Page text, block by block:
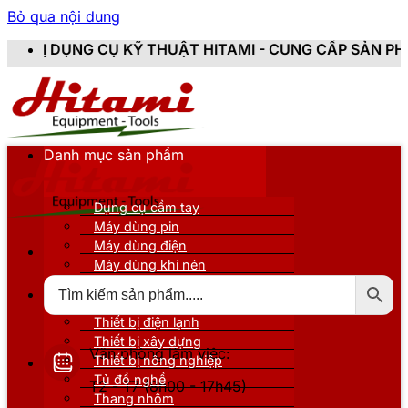
Bỏ qua nội dung
THUẬT HITAMI - CUNG CẤP SẢN PHẨM CHÍNH
Văn phòng làm việc:
T2 - T7 (8h00 - 17h45)
Danh mục sản phẩm
Dụng cụ cầm tay
Máy dùng pin
Máy dùng điện
Máy dùng khí nén
Thiết bị nâng đỡ
Thiết bị điện lạnh
Thiết bị xây dựng
Thiết bị nông nghiệp
Tủ đồ nghề
Thang nhôm